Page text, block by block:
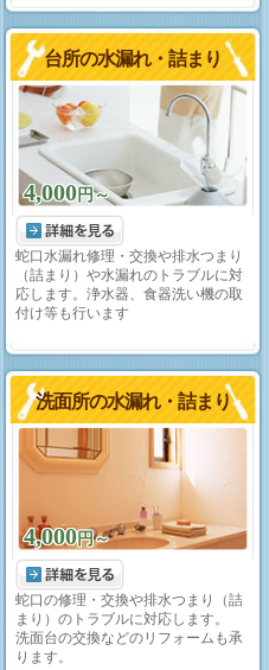
台所の水漏れ・詰まり
4,000円～
蛇口水漏れ修理・交換や排水つまり
（詰まり）や水漏れのトラブルに対
応します。浄水器、食器洗い機の取
付け等も行います
洗面所の水漏れ・詰まり
4,000円～
蛇口の修理・交換や排水つまり（詰
まり）のトラブルに対応します。
洗面台の交換などのリフォームも承
ります。